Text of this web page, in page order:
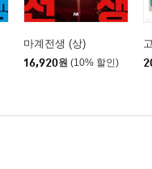
마계전생 (상)
16,920원 (10% 할인)